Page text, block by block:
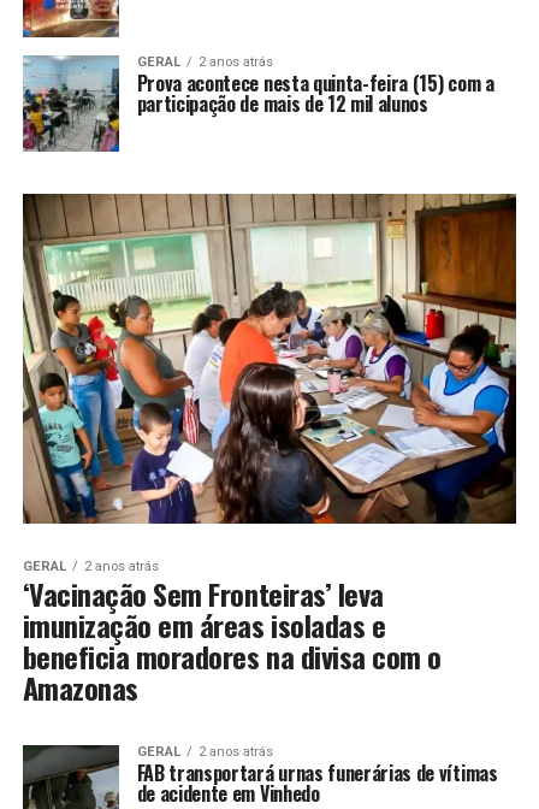
GERAL 2 anos atrás
Prova acontece nesta quinta-feira (15) com a
participação de mais de 12 mil alunos
GERAL 2 anos atrás
‘Vacinação Sem Fronteiras’ leva
imunização em áreas isoladas e
beneficia moradores na divisa com o
Amazonas
GERAL 2 anos atrás
FAB transportará urnas funerárias de vítimas
de acidente em Vinhedo